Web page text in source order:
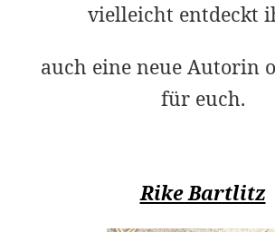
vielleicht entdeckt
auch eine neue Autorin
für euch.
Rike Bartlitz